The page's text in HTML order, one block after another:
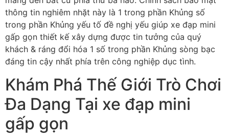
thông tin nghiêm nhặt này là 1 trong phần Khủng số
trong phần Khủng yếu tố đề nghị yếu giúp xe đạp mini
gấp gọn thiết kế xây dựng được tin tưởng của quý
khách & ráng đổi hóa 1 số trong phần Khủng sòng bạc
đáng tin cậy nhất phía trên công nghiệp dục tình.
Khám Phá Thế Giới Trò Chơi
Đa Dạng Tại xe đạp mini
gấp gọn